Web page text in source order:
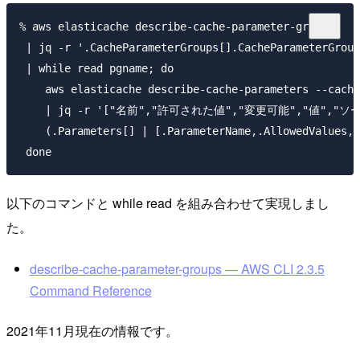
% aws elasticache describe-cache-parameter-groups\
| jq -r
| while read pgname; do
aws elasticache describe-cache-parameters --
| jq -r '["名前","許可された値","変更可能","値","ソ
(.Parameters[] |
以下のコマンドと while read を組み合わせて実現しまし
た。
describe-cache-parameter-groups — AWS CLI 2.3.5
Command Reference
2021年11月現在の情報です。